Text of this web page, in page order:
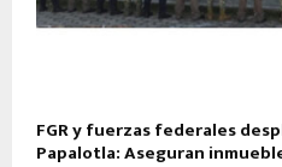
FGR y fuerzas federales
Papalotla: Aseguran